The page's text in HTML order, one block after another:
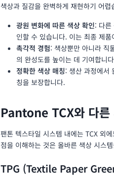
색상과 질감을 완벽하게 재현하기 어
광원 변화에 따른 색상 확인: 다른
인할 수 있습니다. 이는 최종 제
촉각적 경험: 색상뿐만 아니라 직
의 완성도를 높이는 데 기여합니
정확한 색상 매칭: 생산 과정에서
칭을 보장합니다.
Pantone TCX와 다른
팬톤 텍스타일 시스템 내에는 TCX 외
점을 이해하는 것은 올바른 색상 시스
TPG (Textile Paper